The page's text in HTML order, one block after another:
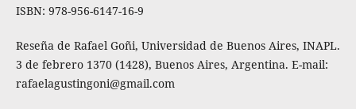
ISBN: 978-956-6147-16-9
Reseña de Rafael Goñi, Universidad de Buenos Aires, INAPL.
3 de febrero 1370 (1428), Buenos Aires, Argentina. E-mail:
rafaelagustingoni@gmail.com